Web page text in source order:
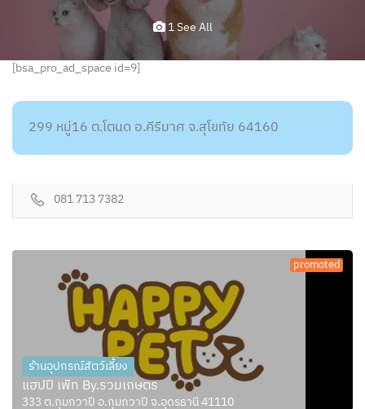
1 See All
[bsa_pro_ad_space id=9]
299 หมู่16 ต.โตนด อ.คีรีมาศ จ.สุโขทัย 64160
081 713 7382
promoted
ร้านอุปกรณ์สัตว์เลี้ยง
แฮปปี้ เพ็ท By.รวมเกษตร
333 ต.กุมภวาปี อ.กุมภวาปี จ.อุดรธานี 41110